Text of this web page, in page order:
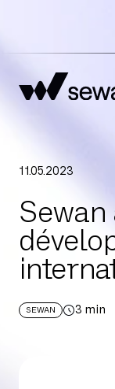
11.05.2023
Sewan
SEWAN 3 min